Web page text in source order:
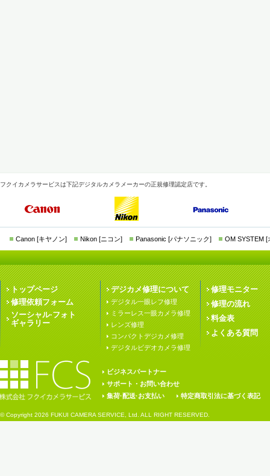
フクイカメラサービスは下記デジタルカメラメーカーの正規修理認定店です。
Canon [キヤノン] Nikon [ニコン] Panasonic [パナソニック] OM SYSTEM [
トップページ
修理依頼フォーム
ソーシャル·フォト
ギャラリー
デジカメ修理について
デジタル一眼レフ修理
ミラーレス一眼カメラ修理
レンズ修理
コンパクトデジカメ修理
デジタルビデオカメラ修理
修理モニター
修理の流れ
料金表
よくある質問
ビジネスパートナー
サポート・お問い合わせ
集荷·配送·お支払い
特定商取引法に基づく表記
© Copyright 2026 FUKUI CAMERA SERVICE, Ltd. ALL RIGHT RESERVED.